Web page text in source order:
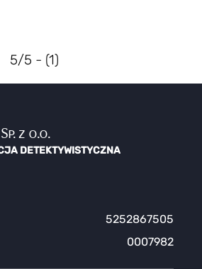
5/5 - (1)
z o.o.
DETEKTYWISTYCZNA
5252867505
0007982